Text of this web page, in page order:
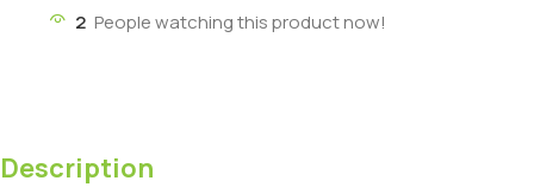
2 People watching this product now!
Description